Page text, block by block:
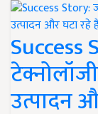
Success
उत्पादन